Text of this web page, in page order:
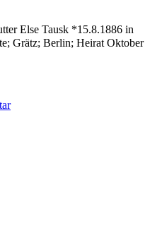
Else Tausk *15.8.1886 in
Grätz; Berlin; Heirat Oktober
zu